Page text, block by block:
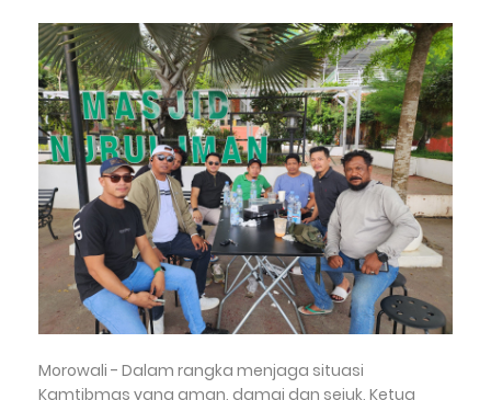
Morowali - Dalam rangka menjaga situasi
Kamtibmas yang aman, damai dan sejuk, Ketua